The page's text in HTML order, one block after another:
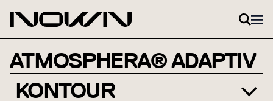
ATMOSPHERA® ADAPTIV
KONTOUR